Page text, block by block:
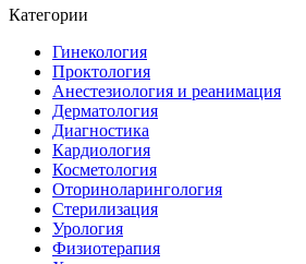
Категории
Гинекология
Проктология
Анестезиология и реанимация
Дерматология
Диагностика
Кардиология
Косметология
Оториноларингология
Стерилизация
Урология
Физиотерапия